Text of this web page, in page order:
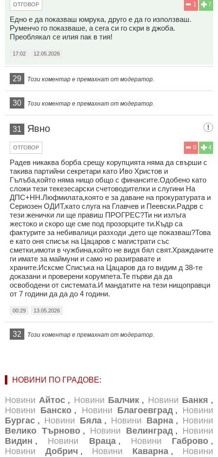
7
1
ОТГОВОР
Едно е да показваш юмрука, друго е да го използваш.
Руменчо го показваше, а сега си го скри в джоба.
Преоблякал се илия пак в тия!
17:02 12.05.2026
29 Този коментар е премахнат от модератор.
30 Този коментар е премахнат от модератор.
31 Явно
4
0
ОТГОВОР
Радев никаква борба срещу корупцията няма да свърши с
такива партийни секретари като Иво Христов и
Гълъба,който няма нищо общо с финансите.Одобено като
сложи тези текезесарски счетоводителки и слугини На
ДПС+НН.Люфмилата,която е за даване на прокуратурата и
Сериозен ОДИТ,като слуга на Главчев и Пеевски.Радрв с
тези женички ли ще правиш ПРОГРЕС?Ти ни излъга
жестоко и скоро ще сме под прозорците ти.Къдр са
фактурите за небивалици разходи ,дето ще показваш?Това
е като оня списък на Цацаров с магистрати със
сметки,имоти в чужбина,който не видя бял свят.Хражданите
ги имате за маймуни и само но разигравате и
храните.Исксме Списъка на Цацаров да го видим д 38-те
доказани и проверени корумпета.Те първи да да
освободени от системата.И мандатите на тези нищоправци
от 7 години да да до 4 години.
00:29 13.05.2026
32 Този коментар е премахнат от модератор.
НОВИНИ ПО ГРАДОВЕ:
Новини Айтос , Новини Балчик , Новини Банкя ,
Новини Банско , Новини Благоевград , Новини
Бургас , Новини Бяла , Новини Варна , Новини
Велико Търново , Новини Велинград , Новини
Видин , Новини Враца , Новини Габрово ,
Новини
Добрич , Новини Каварна , Новини